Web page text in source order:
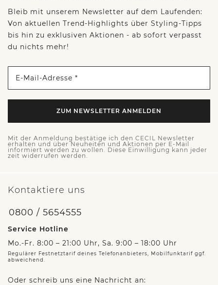
Bleib mit unserem Newsletter auf dem Laufenden:
Von aktuellen Trend-Highlights über Styling-Tipps
bis hin zu exklusiven Aktionen - ab sofort verpasst
du nichts mehr!
E-Mail-Adresse *
ZUM NEWSLETTER ANMELDEN
Mit der Anmeldung bestätige ich den CECIL Newsletter
erhalten und über Neuheiten und Aktionen per E-Mail
informiert werden zu wollen. Diese Einwilligung kann jeder
zeit widerrufen werden.
Kontaktiere uns
0800 / 5654555
Service Hotline
Mo.-Fr. 8:00 – 21:00 Uhr, Sa. 9:00 – 18:00 Uhr
Regulärer Festnetztarif deines Telefonanbieters, Mobilfunktarif ggf.
abweichend.
Oder schreib uns eine Nachricht an: